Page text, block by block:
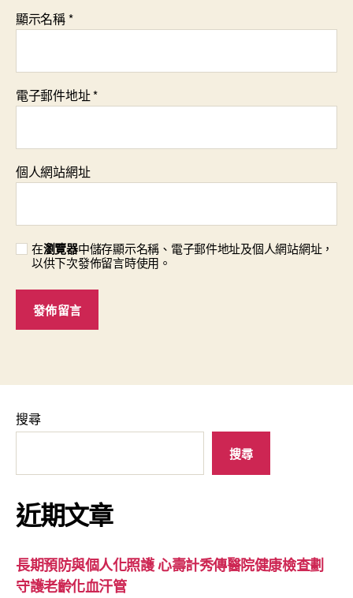
顯示名稱*
電子郵件地址*
個人網站網址
在瀏覽器中儲存顯示名稱、電子郵件地址及個人網站網址，
以供下次發佈留言時使用。
搜尋
搜尋
近期文章
長期預防與個人化照護 心壽計秀傳醫院健康檢查劃
守護老齡化血汗管